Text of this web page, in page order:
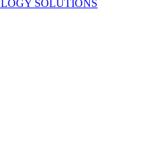
SOLUTIONS